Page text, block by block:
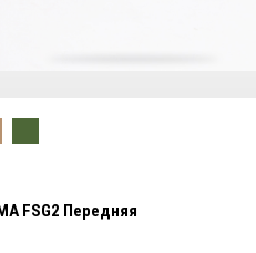
FSG2 Передняя